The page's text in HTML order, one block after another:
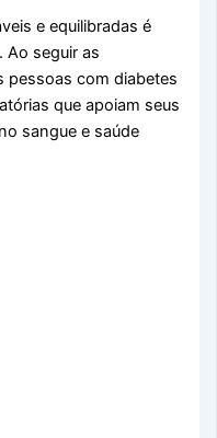
e equilibradas é
Ao seguir as
pessoas com diabetes
que apoiam seus
sangue e saúde